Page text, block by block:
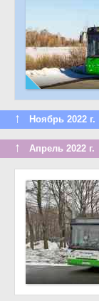
↑ Ноябрь 2022 г.
↑ Апрель 2022 г.